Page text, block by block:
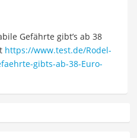
Gefährte gibt’s ab 38
https://www.test.de/Rodel-
gibts-ab-38-Euro-